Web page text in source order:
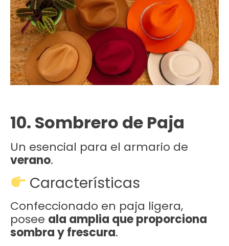
10. Sombrero de Paja
Un esencial para el armario de
verano.
Características
Confeccionado en paja ligera,
posee ala amplia que proporciona
sombra y frescura.